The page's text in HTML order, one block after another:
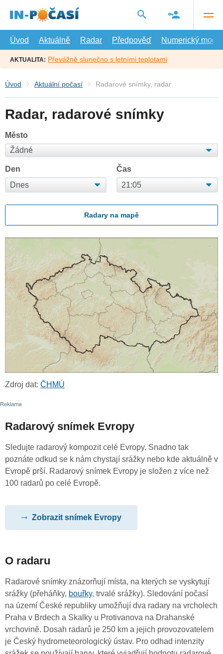
hlavní
Úvod
Aktuálně Radar Předpověď Numerický model
AKTUALITA: Převážně slunečno s letními teplotami
Úvod Aktuální počasí Radarové snímky, radar
Radar, radarové snímky
Město
Den Čas
Radary na mapě
Zdroj dat: ČHMÚ
Radarový snímek Evropy
Sledujte radarový kompozit celé Evropy. Snadno tak
poznáte odkud se k nám chystají srážky nebo kde aktuálně v
Evropě prší. Radarový snímek Evropy je složen z více než
100 radarů po celé Evropě.
Zobrazit snímek Evropy
O radaru
Radarové snímky znázorňují místa, na kterých se vyskytují
srážky (přeháňky, bouřky, trvalé srážky). Sledování počasí
na území České republiky umožňují dva radary na vrcholech
Praha v Brdech a Skalky u Protivanova na Drahanské
vrchovině. Dosah radarů je 250 km a jejich provozovatelem
je Český hydrometeorologický ústav. Pro odhad intenzity